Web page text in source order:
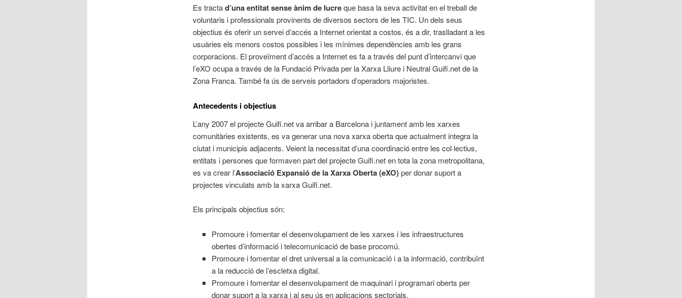
Es tractad’una entitat sense ànim de lucreque basa la seva activitat en el treball de
voluntaris i professionals provinents de diversos sectors de les TIC. Un dels seus
objectius és oferir un servei d’accés a Internet orientat a costos, és a dir, traslladant a les
usuàries els menors costos possibles i les mínimes dependències amb les grans
corporacions. El proveïment d’accés a Internet es fa a través del punt d’intercanvi que
l’eXO ocupa a través de la Fundació Privada per la Xarxa Lliure i Neutral Guifi.net de la
Zona Franca. També fa ús de serveis portadors d’operadors majoristes.
Antecedents i objectius
L’any 2007 el projecte Guifi.net va arribar a Barcelona i juntament amb les xarxes
comunitàries existents, es va generar una nova xarxa oberta que actualment integra la
ciutat i municipis adjacents. Veient la necessitat d’una coordinació entre les col·lectius,
entitats i persones que formaven part del projecte Guifi.net en tota la zona metropolitana,
es va crear l’Associació Expansió de la Xarxa Oberta (eXO)per donar suport a
projectes vinculats amb la xarxa Guifi.net.
Els principals objectius són:
Promoure i fomentar el desenvolupament de les xarxes i les infraestructures
obertes d’informació i telecomunicació de base procomú.
Promoure i fomentar el dret universal a la comunicació i a la informació, contribuïnt
a la reducció de l’escletxa digital.
Promoure i fomentar el desenvolupament de maquinari i programari oberts per
donar suport a la xarxa i al seu ús en aplicacions sectorials.